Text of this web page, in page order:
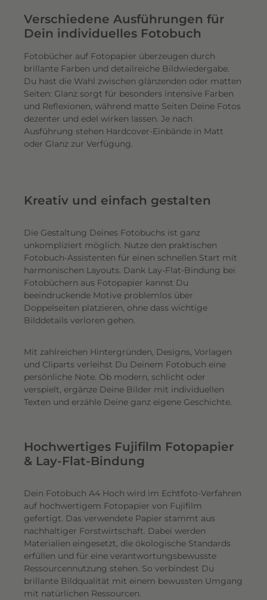
Verschiedene Ausführungen für
Dein individuelles Fotobuch
Fotobücher auf Fotopapier überzeugen durch
brillante Farben und detailreiche Bildwiedergabe.
Du hast die Wahl zwischen glänzenden oder matten
Seiten: Glanz sorgt für besonders intensive Farben
und Reflexionen, während matte Seiten Deine Fotos
dezenter und edel wirken lassen. Je nach
Ausführung stehen Hardcover-Einbände in Matt
oder Glanz zur Verfügung.
Kreativ und einfach gestalten
Die Gestaltung Deines Fotobuchs ist ganz
unkompliziert möglich. Nutze den praktischen
Fotobuch-Assistenten für einen schnellen Start mit
harmonischen Layouts. Dank Lay-Flat-Bindung bei
Fotobüchern aus Fotopapier kannst Du
beeindruckende Motive problemlos über
Doppelseiten platzieren, ohne dass wichtige
Bilddetails verloren gehen.
Mit zahlreichen Hintergründen, Designs, Vorlagen
und Cliparts verleihst Du Deinem Fotobuch eine
persönliche Note. Ob modern, schlicht oder
verspielt, ergänze Deine Bilder mit individuellen
Texten und erzähle Deine ganz eigene Geschichte.
Hochwertiges Fujifilm Fotopapier
& Lay-Flat-Bindung
Dein Fotobuch A4 Hoch wird im Echtfoto-Verfahren
auf hochwertigem Fotopapier von Fujifilm
gefertigt. Das verwendete Papier stammt aus
nachhaltiger Forstwirtschaft. Dabei werden
Materialien eingesetzt, die ökologische Standards
erfüllen und für eine verantwortungsbewusste
Ressourcennutzung stehen. So verbindest Du
brillante Bildqualität mit einem bewussten Umgang
mit natürlichen Ressourcen.